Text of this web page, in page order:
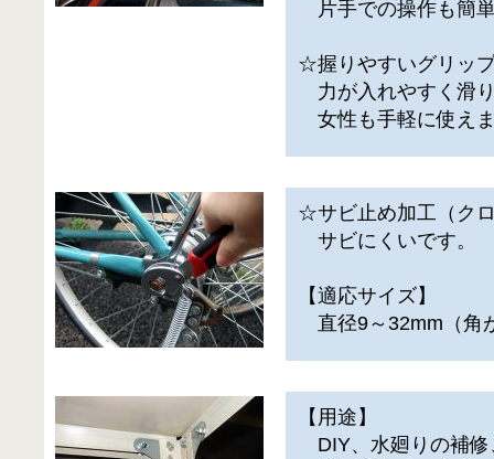
片手での操作も簡
☆握りやすいグリッ
力が入れやすく滑
女性も手軽に使え
☆サビ止め加工（ク
サビにくいです。
【適応サイズ】
直径9～32mm（角
【用途】
DIY、水廻りの補修